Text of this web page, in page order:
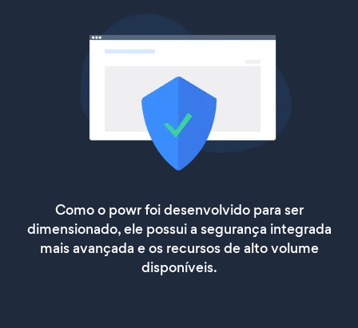
Como o powr foi desenvolvido para ser
dimensionado, ele possui a segurança integrada
mais avançada e os recursos de alto volume
disponíveis.